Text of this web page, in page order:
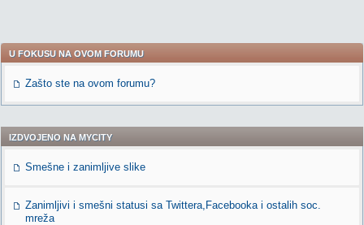
U FOKUSU NA OVOM FORUMU
Zašto ste na ovom forumu?
IZDVOJENO NA MYCITY
Smešne i zanimljive slike
Zanimljivi i smešni statusi sa Twittera,Facebooka i ostalih soc.
mreža